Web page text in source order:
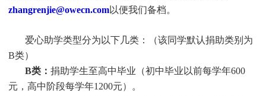
zhangrenjie@owecn.com以便我们备档。
爱心助学类型分为以下几类：（该同学默认捐助类别为
B类）
B类： 捐助学生至高中毕业（初中毕业以前每学年600
元，高中阶段每学年1200元）。